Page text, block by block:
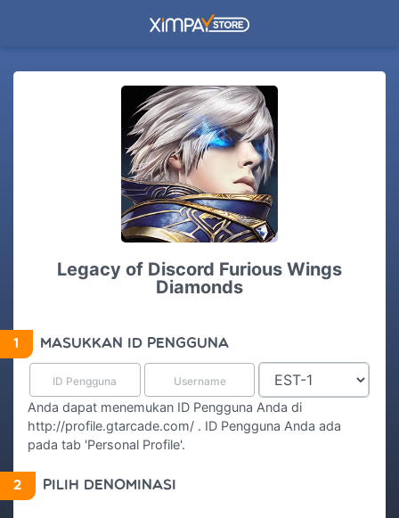
Legacy of Discord Furious Wings
Diamonds
1 MASUKKAN ID PENGGUNA
Anda dapat menemukan ID Pengguna Anda di
http://profile.gtarcade.com/ . ID Pengguna Anda ada
pada tab 'Personal Profile'.
2 PILIH DENOMINASI